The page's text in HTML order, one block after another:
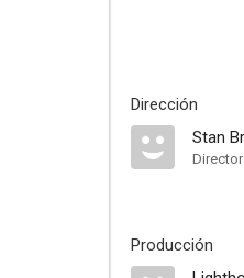
Dirección
Stan
Director
Producción